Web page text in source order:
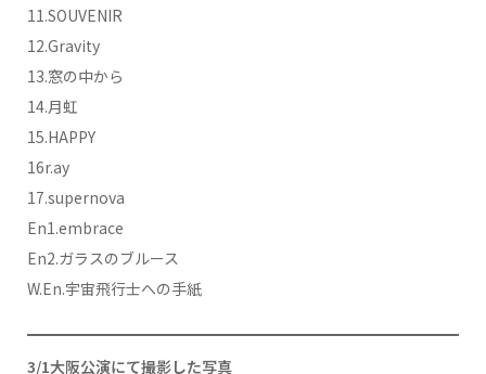
11.SOUVENIR
12.Gravity
13.窓の中から
14.月虹
15.HAPPY
16r.ay
17.supernova
En1.embrace
En2.ガラスのブルース
W.En.宇宙飛行士への手紙
3/1大阪公演にて撮影した写真